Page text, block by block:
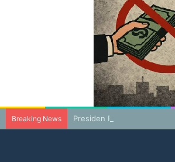
Breaking News Presiden Prabowo Geram